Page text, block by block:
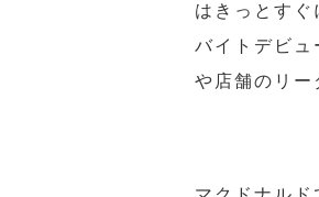
はきっとすぐ
バイトデビュ
や店舗のリー